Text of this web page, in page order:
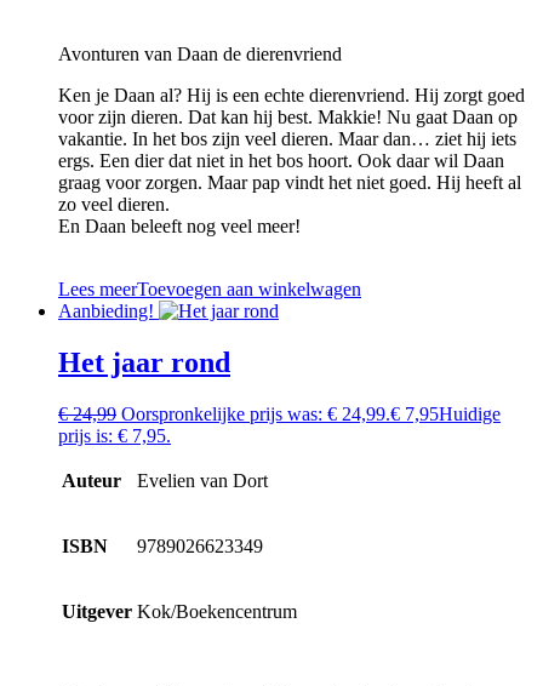
Avonturen van Daan de dierenvriend
Ken je Daan al? Hij is een echte dierenvriend. Hij zorgt goed
voor zijn dieren. Dat kan hij best. Makkie! Nu gaat Daan op
vakantie. In het bos zijn veel dieren. Maar dan… ziet hij iets
ergs. Een dier dat niet in het bos hoort. Ook daar wil Daan
graag voor zorgen. Maar pap vindt het niet goed. Hij heeft al
zo veel dieren.
En Daan beleeft nog veel meer!
Lees meerToevoegen aan winkelwagen
Aanbieding!
Het jaar rond
€24,99 Oorspronkelijke prijs was: € 24,99.€ 7,95Huidige
prijs is: € 7,95.
Auteur Evelien van Dort
ISBN 9789026623349
Uitgever Kok/Boekencentrum